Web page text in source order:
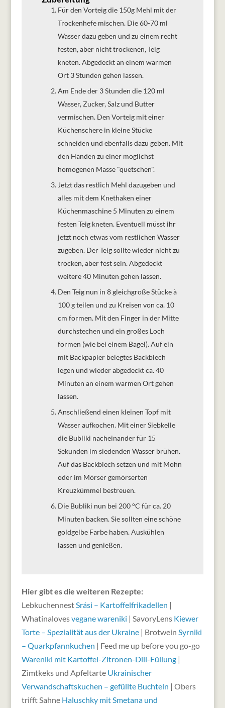
Für den Vorteig die 150g Mehl mit der
Trockenhefe mischen. Die 60-70 ml
Wasser dazu geben und zu einem recht
festen, aber nicht trockenen, Teig
kneten. Abgedeckt an einem warmen
Ort 3 Stunden gehen lassen.
Am Ende der 3 Stunden die 120 ml
Wasser, Zucker, Salz und Butter
vermischen. Den Vorteig mit einer
Küchenschere in kleine Stücke
schneiden und ebenfalls dazu geben. Mit
den Händen zu einer möglichst
homogenen Masse "quetschen".
Jetzt das restlich Mehl dazugeben und
alles mit dem Knethaken einer
Küchenmaschine 5 Minuten zu einem
festen Teig kneten. Eventuell müsst ihr
jetzt noch etwas vom restlichen Wasser
zugeben. Der Teig sollte wieder nicht zu
trocken, aber fest sein. Abgedeckt
weitere 40 Minuten gehen lassen.
Den Teig nun in 8 gleichgroße Stücke à
100 g teilen und zu Kreisen von ca. 10
cm formen. Mit den Finger in der Mitte
durchstechen und ein großes Loch
formen (wie bei einem Bagel). Auf ein
mit Backpapier belegtes Backblech
legen und wieder abgedeckt ca. 40
Minuten an einem warmen Ort gehen
lassen.
Anschließend einen kleinen Topf mit
Wasser aufkochen. Mit einer Siebkelle
die Bubliki nacheinander für 15
Sekunden im siedenden Wasser brühen.
Auf das Backblech setzen und mit Mohn
oder im Mörser gemörserten
Kreuzkümmel bestreuen.
Die Bubliki nun bei 200 °C für ca. 20
Minuten backen. Sie sollten eine schöne
goldgelbe Farbe haben. Auskühlen
lassen und genießen.
Hier gibt es die weiteren Rezepte:
LebkuchennestSrási – Kartoffelfrikadellen |
Whatinalovesvegane wareniki | SavoryLens Kiewer
Torte – Spezialität aus der Ukraine| Brotwein Syrniki
– Quarkpfannkuchen | Feed me up before you go-go
Wareniki mit Kartoffel-Zitronen-Dill-Füllung|
Zimtkeks und Apfeltarte Ukrainischer
Verwandschaftskuchen – gefüllte Buchteln | Obers
trifft Sahne Haluschky mit Smetana und